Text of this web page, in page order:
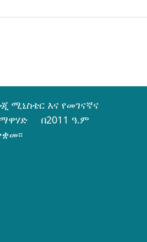
ሚኒስቴር እና የመገናኛና
በ2011 ዓ.ም